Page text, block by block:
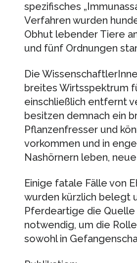
spezifisches
Verfahren wurden
Obhut lebender Tiere
und fünf Ordnungen
Die
breites Wirtsspektrum
einschließlich entfernt
besitzen demnach ein
Pflanzenfresser und
vorkommen und in
Nashörnern leben,
Einige fatale Fälle von
wurden kürzlich belegt
Pferdeartige die
notwendig, um die
sowohl in